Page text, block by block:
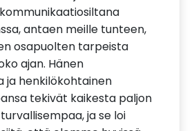
antaen meille tunteen,
osapuolten tarpeista
ajan. Hänen
ja henkilökohtainen
tekivät kaikesta paljon
ja se loi